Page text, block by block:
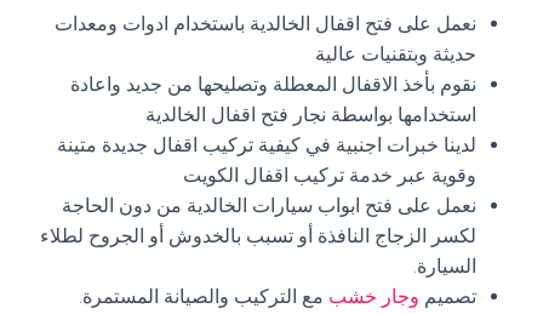
نعمل على فتح اقفال الخالدية باستخدام ادوات ومعدات
حديثة وبتقنيات عالية
نقوم بأخذ الاقفال المعطلة وتصليحها من جديد واعادة
استخدامها بواسطة نجار فتح اقفال الخالدية
لدينا خبرات اجنبية في كيفية تركيب اقفال جديدة متينة
وقوية عبر خدمة تركيب اقفال الكويت
نعمل على فتح ابواب سيارات الخالدية من دون الحاجة
لكسر الزجاج النافذة أو تسبب بالخدوش أو الجروح لطلاء
السيارة.
تصميم وجار خشب مع التركيب والصيانة المستمرة.